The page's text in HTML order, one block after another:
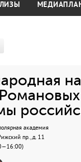
академия
пр., д. 11